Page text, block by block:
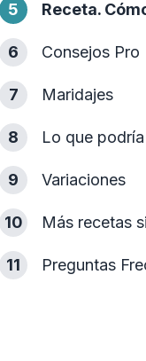
5 Receta.
6 Consejos Pro
7 Maridajes
8 Lo que
9 Variaciones
10 Más recetas
11 Preguntas